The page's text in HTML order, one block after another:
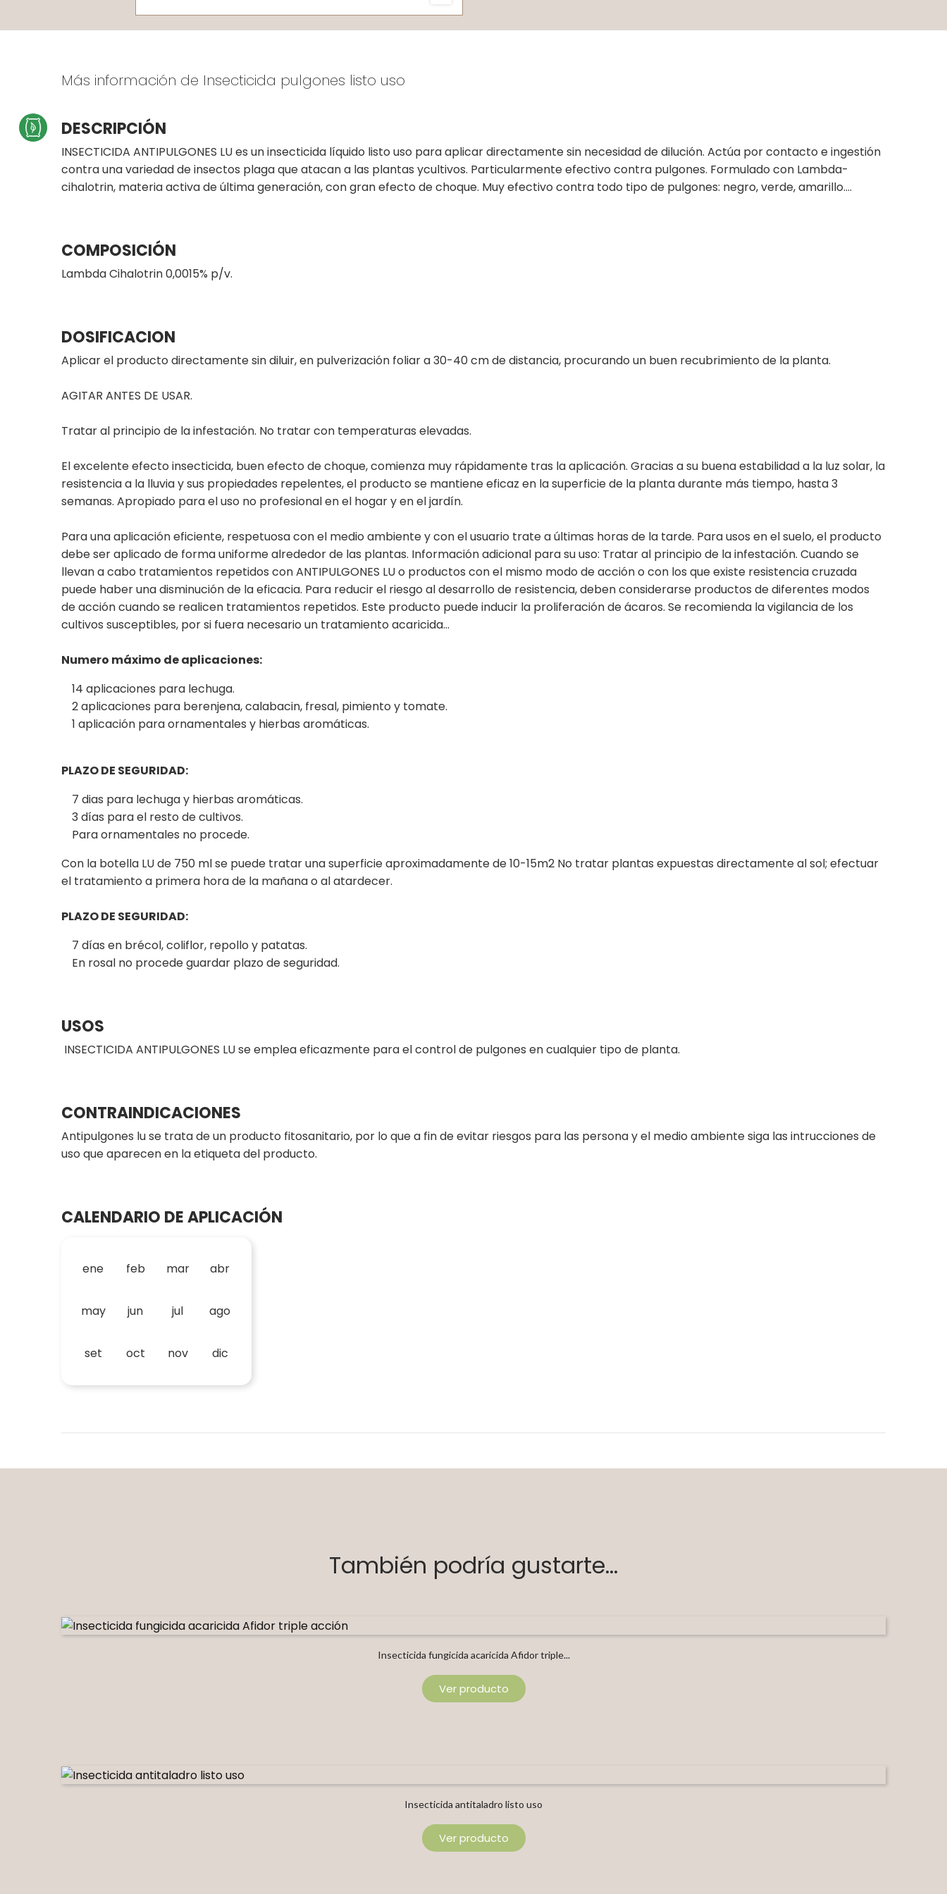
Más información de Insecticida pulgones listo uso
DESCRIPCIÓN
INSECTICIDA ANTIPULGONES LU es un insecticida líquido listo uso para aplicar directamente sin necesidad de dilución. Actúa por contacto e ingestión
contra una variedad de insectos plaga que atacan a las plantas ycultivos. Particularmente efectivo contra pulgones. Formulado con Lambda-
cihalotrin, materia activa de última generación, con gran efecto de choque. Muy efectivo contra todo tipo de pulgones: negro, verde, amarillo….
COMPOSICIÓN
Lambda Cihalotrin 0,0015% p/v.
DOSIFICACION
Aplicar el producto directamente sin diluir, en pulverización foliar a 30-40 cm de distancia, procurando un buen recubrimiento de la planta.
AGITAR ANTES DE USAR.
Tratar al principio de la infestación. No tratar con temperaturas elevadas.
El excelente efecto insecticida, buen efecto de choque, comienza muy rápidamente tras la aplicación. Gracias a su buena estabilidad a la luz solar, la
resistencia a la lluvia y sus propiedades repelentes, el producto se mantiene eficaz en la superficie de la planta durante más tiempo, hasta 3
semanas. Apropiado para el uso no profesional en el hogar y en el jardín.
Para una aplicación eficiente, respetuosa con el medio ambiente y con el usuario trate a últimas horas de la tarde. Para usos en el suelo, el producto
debe ser aplicado de forma uniforme alrededor de las plantas. Información adicional para su uso: Tratar al principio de la infestación. Cuando se
llevan a cabo tratamientos repetidos con ANTIPULGONES LU o productos con el mismo modo de acción o con los que existe resistencia cruzada
puede haber una disminución de la eficacia. Para reducir el riesgo al desarrollo de resistencia, deben considerarse productos de diferentes modos
de acción cuando se realicen tratamientos repetidos. Este producto puede inducir la proliferación de ácaros. Se recomienda la vigilancia de los
cultivos susceptibles, por si fuera necesario un tratamiento acaricida...
Numero máximo de aplicaciones:
14 aplicaciones para lechuga.
2 aplicaciones para berenjena, calabacin, fresal, pimiento y tomate.
1 aplicación para ornamentales y hierbas aromáticas.
PLAZO DE SEGURIDAD:
7 dias para lechuga y hierbas aromáticas.
3 días para el resto de cultivos.
Para ornamentales no procede.
Con la botella LU de 750 ml se puede tratar una superficie aproximadamente de 10-15m2 No tratar plantas expuestas directamente al sol; efectuar
el tratamiento a primera hora de la mañana o al atardecer.
PLAZO DE SEGURIDAD:
7 días en brécol, coliflor, repollo y patatas.
En rosal no procede guardar plazo de seguridad.
USOS
INSECTICIDA ANTIPULGONES LU se emplea eficazmente para el control de pulgones en cualquier tipo de planta.
CONTRAINDICACIONES
Antipulgones lu se trata de un producto fitosanitario, por lo que a fin de evitar riesgos para las persona y el medio ambiente siga las intrucciones de
uso que aparecen en la etiqueta del producto.
CALENDARIO DE APLICACIÓN
ene feb mar abr
may jun jul ago
set oct nov dic
También podría gustarte...
Insecticida fungicida acaricida Afidor triple...
Ver producto
Insecticida antitaladro listo uso
Ver producto